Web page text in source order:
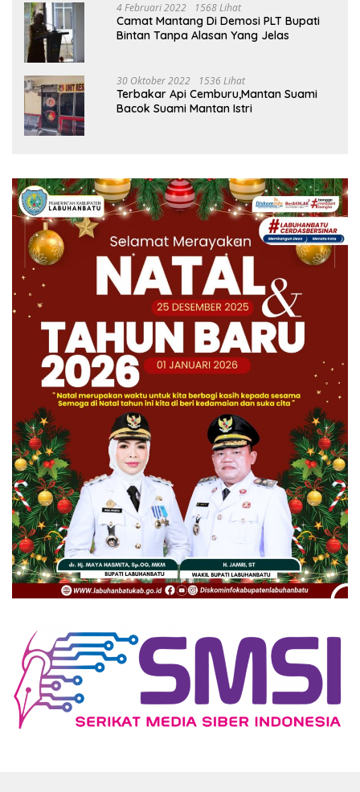
4 Februari 2022 1568 Lihat
Camat Mantang Di Demosi PLT Bupati
Bintan Tanpa Alasan Yang Jelas
30 Oktober 2022 1536 Lihat
Terbakar Api Cemburu,Mantan Suami
Bacok Suami Mantan Istri